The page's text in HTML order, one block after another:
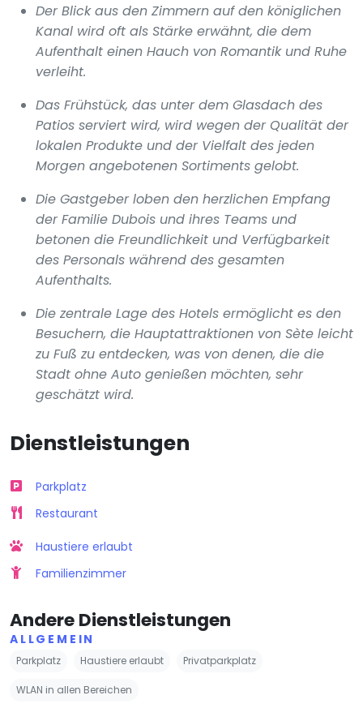
Der Blick aus den Zimmern auf den königlichen
Kanal wird oft als Stärke erwähnt, die dem
Aufenthalt einen Hauch von Romantik und Ruhe
verleiht.
Das Frühstück, das unter dem Glasdach des
Patios serviert wird, wird wegen der Qualität der
lokalen Produkte und der Vielfalt des jeden
Morgen angebotenen Sortiments gelobt.
Die Gastgeber loben den herzlichen Empfang
der Familie Dubois und ihres Teams und
betonen die Freundlichkeit und Verfügbarkeit
des Personals während des gesamten
Aufenthalts.
Die zentrale Lage des Hotels ermöglicht es den
Besuchern, die Hauptattraktionen von Sète leicht
zu Fuß zu entdecken, was von denen, die die
Stadt ohne Auto genießen möchten, sehr
geschätzt wird.
Dienstleistungen
Parkplatz
Restaurant
Haustiere erlaubt
Familienzimmer
Andere Dienstleistungen
ALLGEMEIN
Parkplatz Haustiere erlaubt Privatparkplatz
WLAN in allen Bereichen